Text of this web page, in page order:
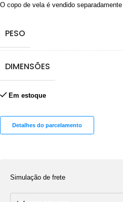
O copo de vela é vendido separadamente .
PESO
DIMENSÕES
Em estoque
Detalhes do parcelamento
Simulação de frete